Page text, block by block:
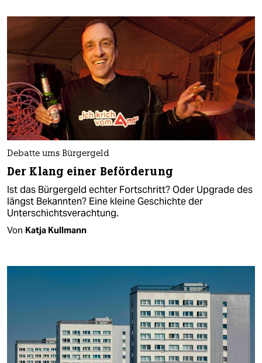
Debatte ums Bürgergeld
Der Klang einer Beförderung
Ist das Bürgergeld echter Fortschritt? Oder Upgrade des
längst Bekannten? Eine kleine Geschichte der
Unterschichtsverachtung.
Von Katja Kullmann